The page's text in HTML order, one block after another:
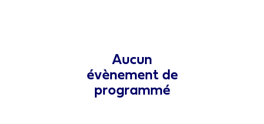
Aucun
évènement de
programmé